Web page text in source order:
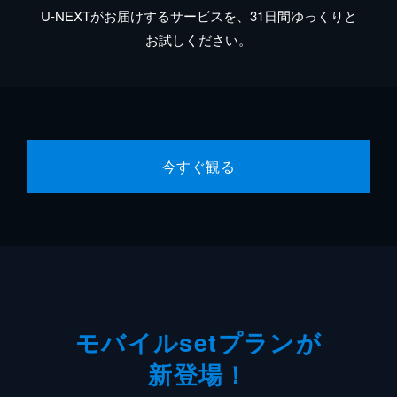
U-NEXTがお届けするサービスを、31日間ゆっくりと
お試しください。
今すぐ観る
モバイルsetプランが
新登場！